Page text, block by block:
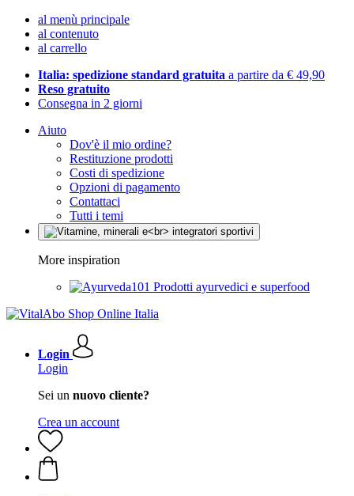
al menù principale
al contenuto
al carrello
Italia: spedizione standard gratuita a partire da € 49,90
Reso gratuito
Consegna in 2 giorni
Aiuto
Dov'è il mio ordine?
Restituzione prodotti
Costi di spedizione
Opzioni di pagamento
Contattaci
Tutti i temi
More inspiration
Prodotti ayurvedici e superfood
Login
Login
Sei un nuovo cliente?
Crea un account